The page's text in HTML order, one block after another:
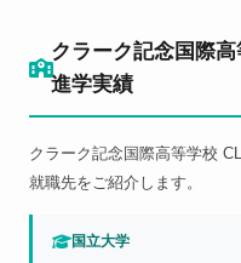
クラーク記念国際
進学実績
クラーク記念国際高等学校
就職先をご紹介します。
国立大学